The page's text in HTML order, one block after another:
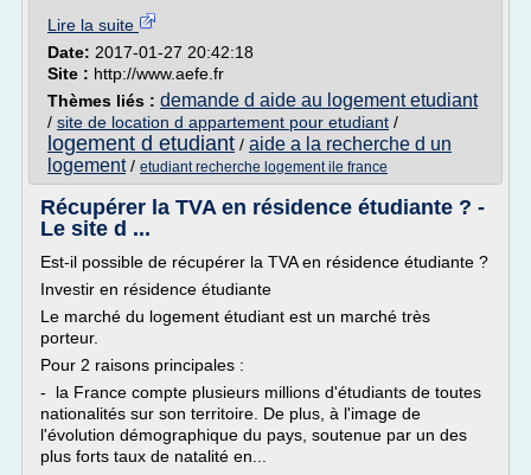
Lire la suite
Date: 2017-01-27 20:42:18
Site : http://www.aefe.fr
Thèmes liés : demande d aide au logement etudiant
/ site de location d appartement pour etudiant /
logement d etudiant / aide a la recherche d un
logement/ etudiant recherche logement ile france
Récupérer la TVA en résidence étudiante ? -
Le site d ...
Est-il possible de récupérer la TVA en résidence étudiante ?
Investir en résidence étudiante
Le marché du logement étudiant est un marché très
porteur.
Pour 2 raisons principales :
- la France compte plusieurs millions d'étudiants de toutes
nationalités sur son territoire. De plus, à l'image de
l'évolution démographique du pays, soutenue par un des
plus forts taux de natalité en...